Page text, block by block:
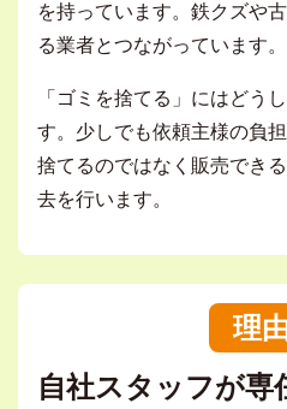
を持っています。鉄クズや
る業者とつながっています。
「ゴミを捨てる」にはどう
す。少しでも依頼主様の負
捨てるのではなく販売でき
去を行います。
理
自社スタッフが専